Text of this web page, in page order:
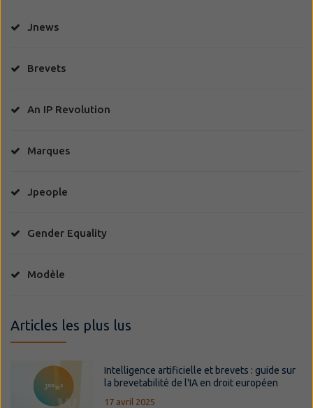
Jnews
Brevets
An IP Revolution
Marques
Jpeople
Gender Equality
Modèle
Articles les plus lus
Intelligence artificielle et brevets : guide sur
la brevetabilité de l'IA en droit européen
17 avril 2025